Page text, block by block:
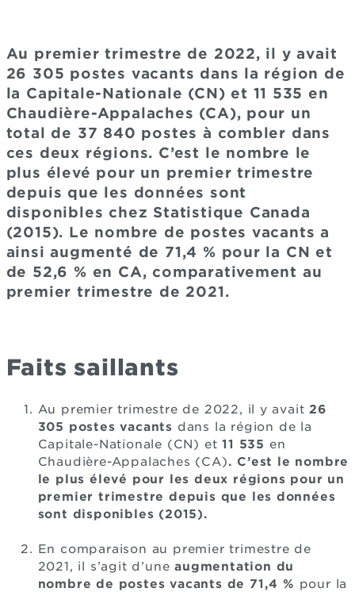
Au premier trimestre de 2022, il y avait
26 305 postes vacants dans la région de
la Capitale-Nationale (CN) et 11 535 en
Chaudière-Appalaches (CA), pour un
total de 37 840 postes à combler dans
ces deux régions. C’est le nombre le
plus élevé pour un premier trimestre
depuis que les données sont
disponibles chez Statistique Canada
(2015). Le nombre de postes vacants a
ainsi augmenté de 71,4 % pour la CN et
de 52,6 % en CA, comparativement au
premier trimestre de 2021.
Faits saillants
Au premier trimestre de 2022, il y avait26
305 postes vacants dans la région de la
Capitale-Nationale (CN) et11 535 en
Chaudière-Appalaches (CA). C’est le nombre
le plus élevé pour les deux régions pour un
premier trimestre depuis que les données
sont disponibles (2015).
En comparaison au premier trimestre de
2021, il s’agit d’uneaugmentation du
nombre de postes vacants de 71,4 % pour la